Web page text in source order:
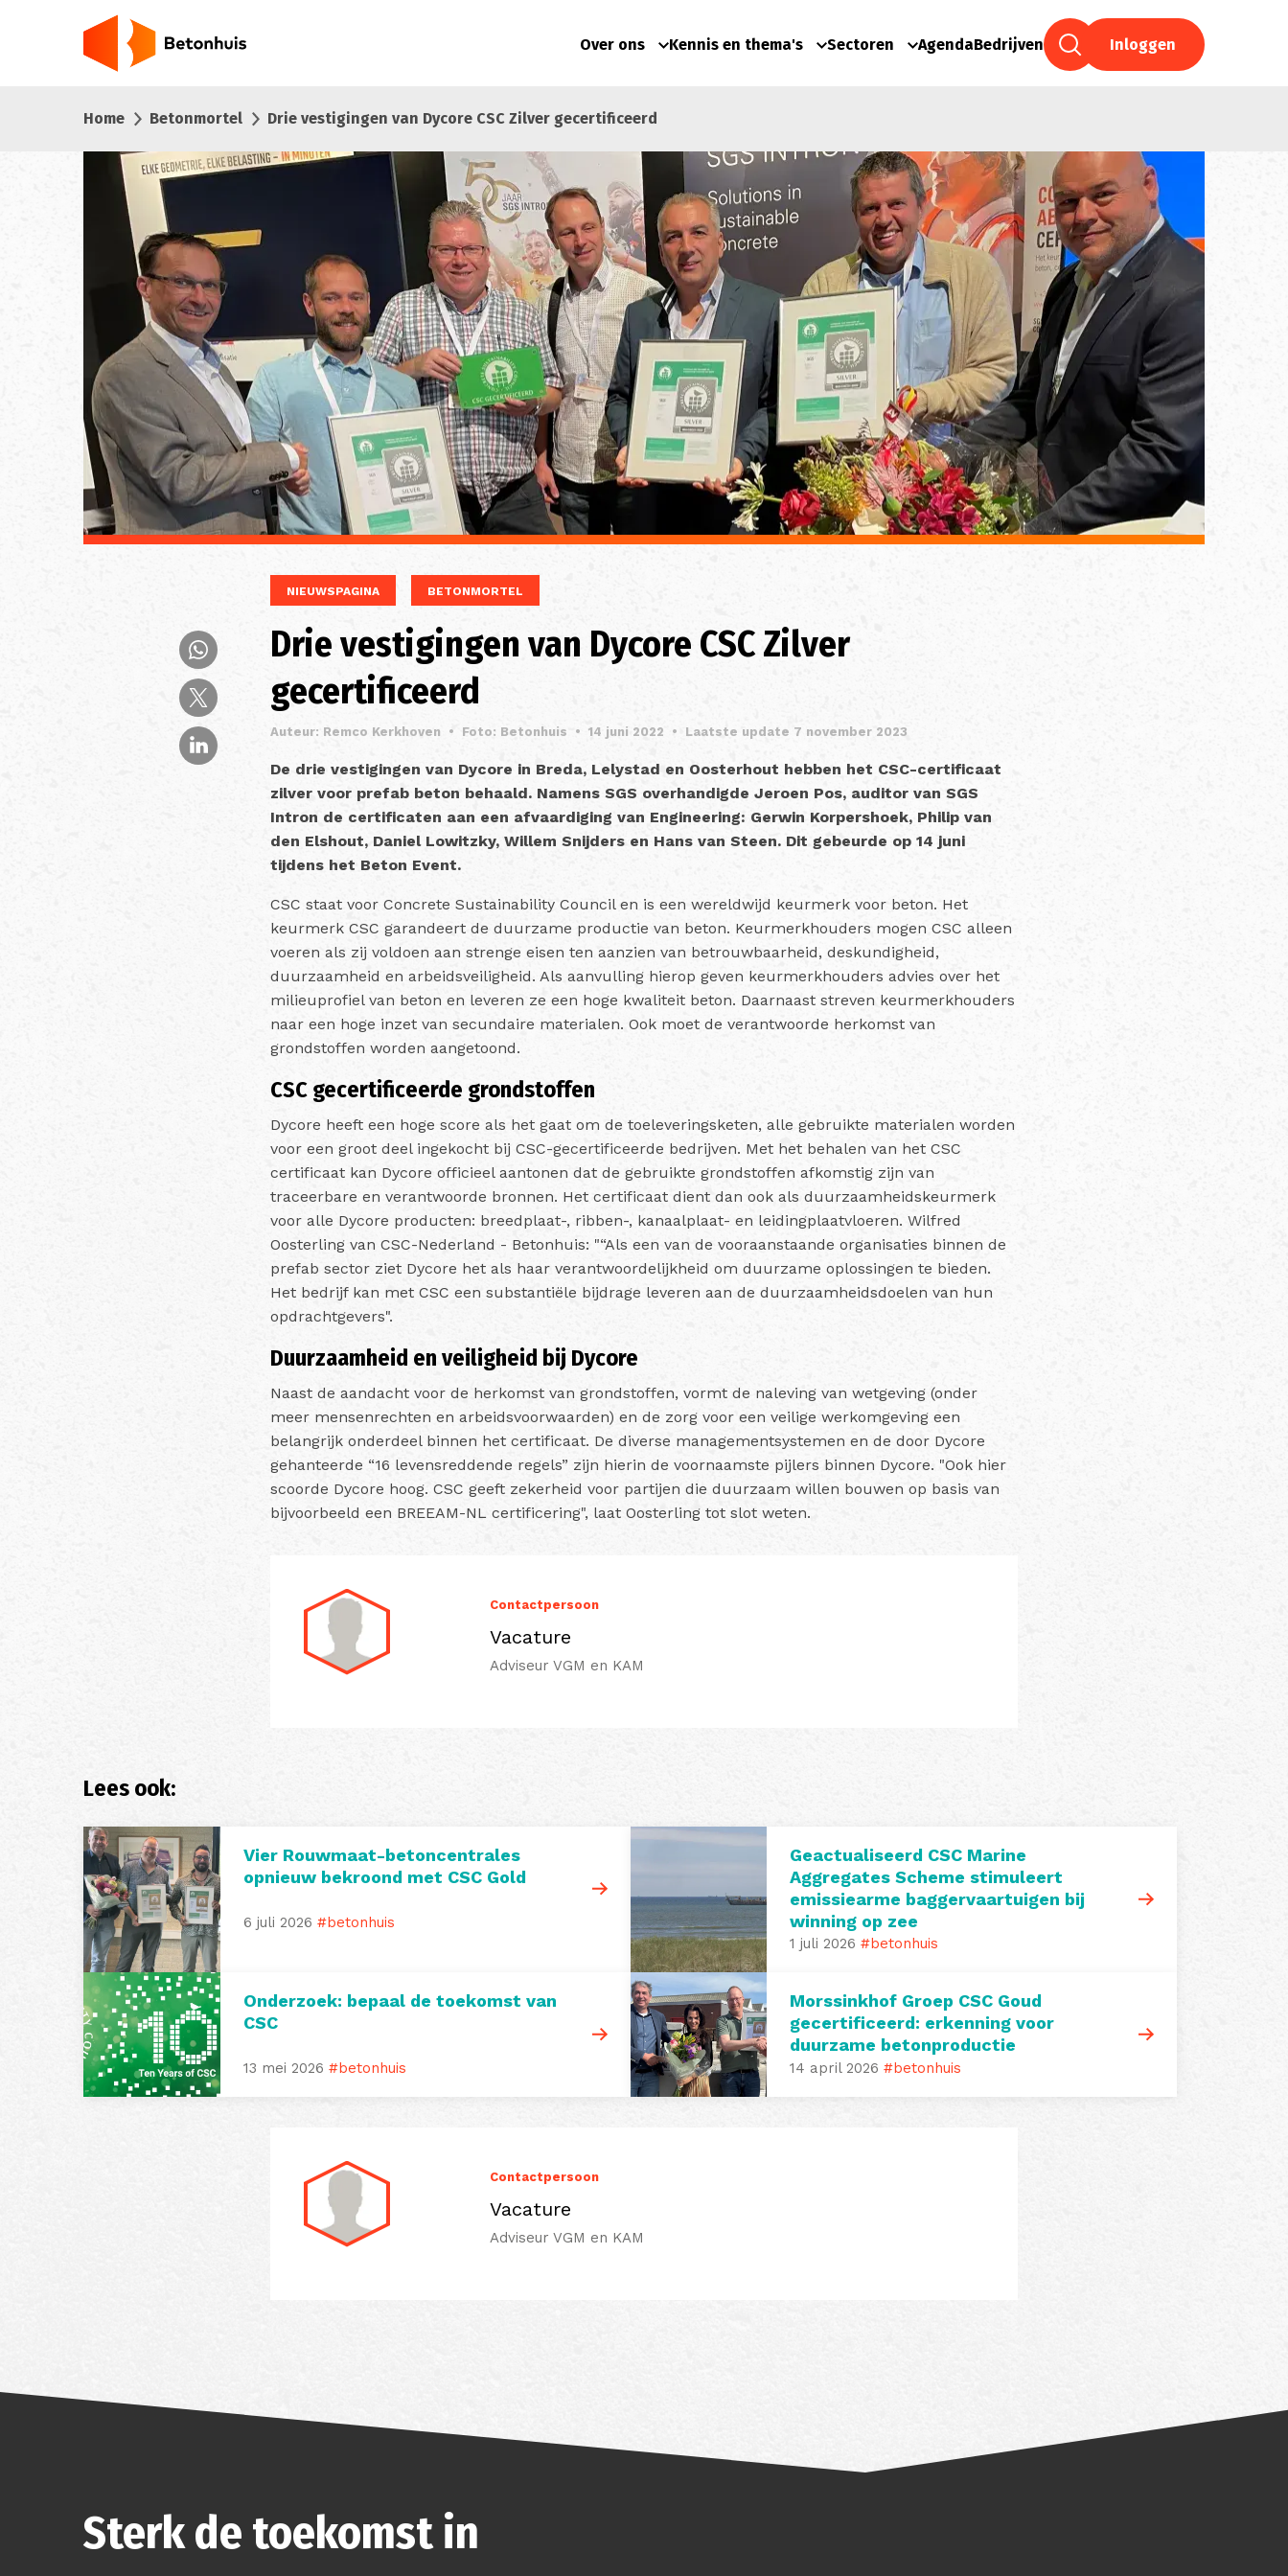
Over ons Kennis en thema's Sectoren AgendaBedrijven Inloggen
Home Betonmortel Drie vestigingen van Dycore CSC Zilver gecertificeerd
NIEUWSPAGINA BETONMORTEL
Drie vestigingen van Dycore CSC Zilver
gecertificeerd
Auteur: Remco Kerkhoven • Foto: Betonhuis • 14 juni 2022 • Laatste update 7 november 2023
De drie vestigingen van Dycore in Breda, Lelystad en Oosterhout hebben het CSC-certificaat
zilver voor prefab beton behaald. Namens SGS overhandigde Jeroen Pos, auditor van SGS
Intron de certificaten aan een afvaardiging van Engineering: Gerwin Korpershoek, Philip van
den Elshout, Daniel Lowitzky, Willem Snijders en Hans van Steen. Dit gebeurde op 14 juni
tijdens het Beton Event.
CSC staat voor Concrete Sustainability Council en is een wereldwijd keurmerk voor beton. Het
keurmerk CSC garandeert de duurzame productie van beton. Keurmerkhouders mogen CSC alleen
voeren als zij voldoen aan strenge eisen ten aanzien van betrouwbaarheid, deskundigheid,
duurzaamheid en arbeidsveiligheid. Als aanvulling hierop geven keurmerkhouders advies over het
milieuprofiel van beton en leveren ze een hoge kwaliteit beton. Daarnaast streven keurmerkhouders
naar een hoge inzet van secundaire materialen. Ook moet de verantwoorde herkomst van
grondstoffen worden aangetoond.
CSC gecertificeerde grondstoffen
Dycore heeft een hoge score als het gaat om de toeleveringsketen, alle gebruikte materialen worden
voor een groot deel ingekocht bij CSC-gecertificeerde bedrijven. Met het behalen van het CSC
certificaat kan Dycore officieel aantonen dat de gebruikte grondstoffen afkomstig zijn van
traceerbare en verantwoorde bronnen. Het certificaat dient dan ook als duurzaamheidskeurmerk
voor alle Dycore producten: breedplaat-, ribben-, kanaalplaat- en leidingplaatvloeren. Wilfred
Oosterling van CSC-Nederland - Betonhuis: "“Als een van de vooraanstaande organisaties binnen de
prefab sector ziet Dycore het als haar verantwoordelijkheid om duurzame oplossingen te bieden.
Het bedrijf kan met CSC een substantiële bijdrage leveren aan de duurzaamheidsdoelen van hun
opdrachtgevers".
Duurzaamheid en veiligheid bij Dycore
Naast de aandacht voor de herkomst van grondstoffen, vormt de naleving van wetgeving (onder
meer mensenrechten en arbeidsvoorwaarden) en de zorg voor een veilige werkomgeving een
belangrijk onderdeel binnen het certificaat. De diverse managementsystemen en de door Dycore
gehanteerde “16 levensreddende regels” zijn hierin de voornaamste pijlers binnen Dycore. "Ook hier
scoorde Dycore hoog. CSC geeft zekerheid voor partijen die duurzaam willen bouwen op basis van
bijvoorbeeld een BREEAM-NL certificering", laat Oosterling tot slot weten.
Contactpersoon
Vacature
Adviseur VGM en KAM
Lees ook:
Vier Rouwmaat-betoncentrales
opnieuw bekroond met CSC Gold
6 juli 2026 #betonhuis
Geactualiseerd CSC Marine
Aggregates Scheme stimuleert
emissiearme baggervaartuigen bij
winning op zee
1 juli 2026 #betonhuis
Onderzoek: bepaal de toekomst van
CSC
13 mei 2026 #betonhuis
Morssinkhof Groep CSC Goud
gecertificeerd: erkenning voor
duurzame betonproductie
14 april 2026 #betonhuis
Contactpersoon
Vacature
Adviseur VGM en KAM
Sterk de toekomst in